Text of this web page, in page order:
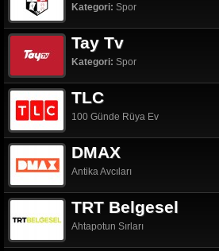
Kategori: Spor
Tay Tv
Kategori: Spor
TLC
100 Günde Rüya Ev
DMAX
Antika Avcıları
TRT Belgesel
Ahtapotun Sırları